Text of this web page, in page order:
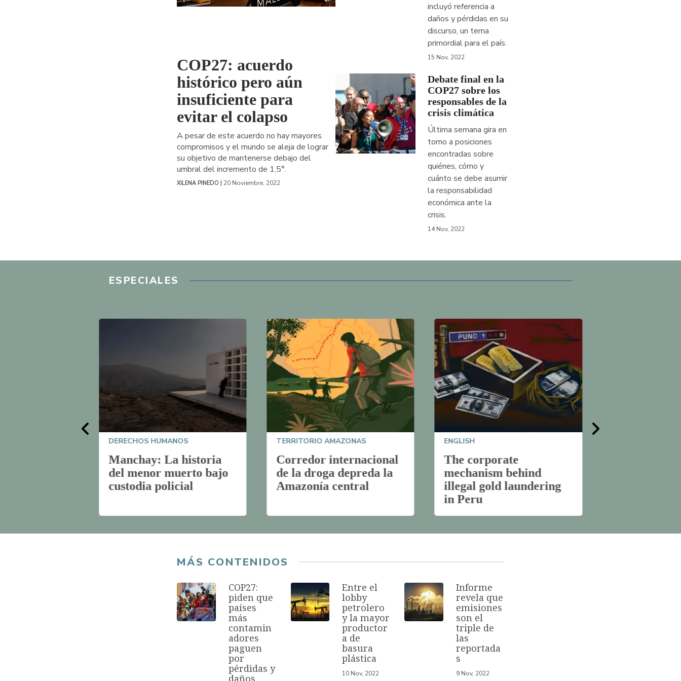
navegación
COP27: acuerdo
histórico pero aún
insuficiente para
evitar el colapso
A pesar de este acuerdo no hay mayores
compromisos y el mundo se aleja de lograr
su objetivo de mantenerse debajo del
umbral del incremento de 1,5°.
XILENA PINEDO | 20 Noviembre, 2022
incluyó referencia a
daños y pérdidas en su
discurso, un tema
primordial para el país.
15 Nov, 2022
Debate final en la
COP27 sobre los
responsables de la
crisis climática
Última semana gira en
torno a posiciones
encontradas sobre
quiénes, cómo y
cuánto se debe asumir
la responsabilidad
económica ante la
crisis.
14 Nov, 2022
ESPECIALES
DERECHOS HUMANOS
Manchay: La historia
del menor muerto bajo
custodia policial
TERRITORIO AMAZONAS
Corredor internacional
de la droga depreda la
Amazonía central
ENGLISH
The corporate
mechanism behind
illegal gold laundering
in Peru
MÁS CONTENIDOS
COP27:
piden que
países
más
contamin
adores
paguen
por
pérdidas y
daños
Entre el
lobby
petrolero
y la mayor
productor
a de
basura
plástica
10 Nov, 2022
Informe
revela que
emisiones
son el
triple de
las
reportada
s
9 Nov, 2022